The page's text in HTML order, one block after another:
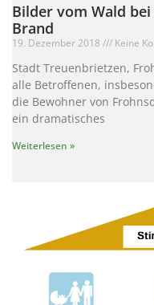
Bilder vom Wald
Brand
19. Dezember 2018 Keine
Stadt Treuenbrietzen,
alle Betroffenen,
die Bewohner von
ein dramatisches
Weiterlesen »